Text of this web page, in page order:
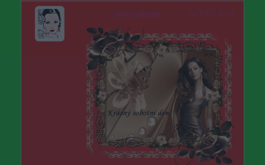
lovely-dream (před 5 lety)